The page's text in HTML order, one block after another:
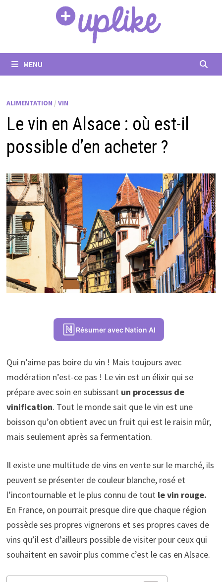
MENU
ALIMENTATION / VIN
Le vin en Alsace : où est-il
possible d’en acheter ?
Résumer avec Nation AI
Qui n’aime pas boire du vin ! Mais toujours avec
modération n’est-ce pas ! Le vin est un élixir qui se
prépare avec soin en subissantun processus de
vinification. Tout le monde sait que le vin est une
boisson qu’on obtient avec un fruit qui est le raisin mûr,
mais seulement après sa fermentation.
Il existe une multitude de vins en vente sur le marché, ils
peuvent se présenter de couleur blanche, rosé et
l’incontournable et le plus connu de toutle vin rouge.
En France, on pourrait presque dire que chaque région
possède ses propres vignerons et ses propres caves de
vins qu’il est d’ailleurs possible de visiter pour ceux qui
souhaitent en savoir plus comme c’est le cas en Alsace.